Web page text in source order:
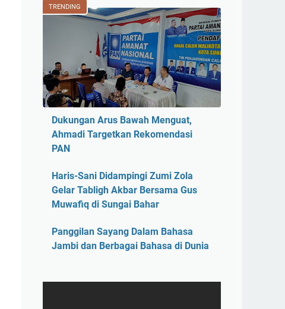
TRENDING
Dukungan Arus Bawah Menguat,
Ahmadi Targetkan Rekomendasi
PAN
Haris-Sani Didampingi Zumi Zola
Gelar Tabligh Akbar Bersama Gus
Muwafiq di Sungai Bahar
Panggilan Sayang Dalam Bahasa
Jambi dan Berbagai Bahasa di Dunia